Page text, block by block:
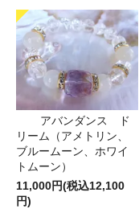
アバンダンス ド
リーム（アメトリン、
ブルームーン、ホワイ
トムーン）
11,000円(税込12,100
円)